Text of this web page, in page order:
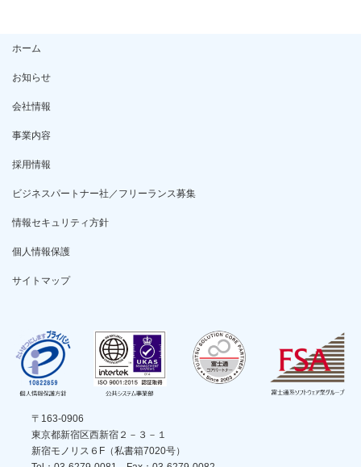
ホーム
お知らせ
会社情報
事業内容
採用情報
ビジネスパートナー社／フリーランス募集
情報セキュリティ方針
個人情報保護
サイトマップ
〒163-0906
東京都新宿区西新宿２－３－１
新宿モノリス６F（私書箱7020号）